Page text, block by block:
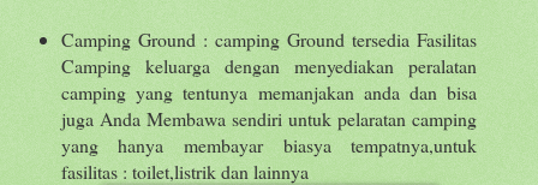
Camping Ground : camping Ground tersedia Fasilitas
Camping keluarga dengan menyediakan peralatan
camping yang tentunya memanjakan anda dan bisa
juga Anda Membawa sendiri untuk pelaratan camping
yang hanya membayar biasya tempatnya,untuk
fasilitas : toilet,listrik dan lainnya